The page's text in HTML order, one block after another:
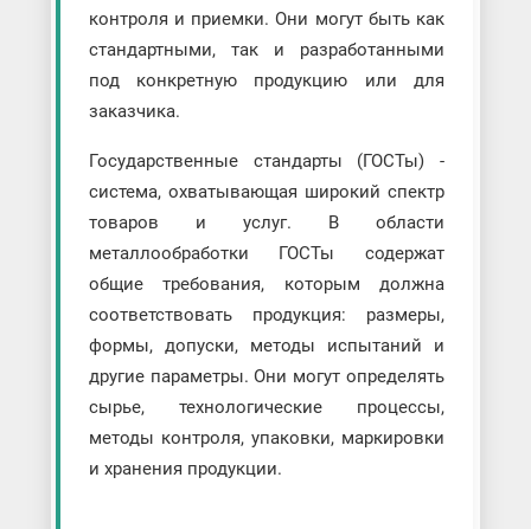
контроля и приемки. Они могут быть как
стандартными, так и разработанными
под конкретную продукцию или для
заказчика.
Государственные стандарты (ГОСТы) -
система, охватывающая широкий спектр
товаров и услуг. В области
металлообработки ГОСТы содержат
общие требования, которым должна
соответствовать продукция: размеры,
формы, допуски, методы испытаний и
другие параметры. Они могут определять
сырье, технологические процессы,
методы контроля, упаковки, маркировки
и хранения продукции.